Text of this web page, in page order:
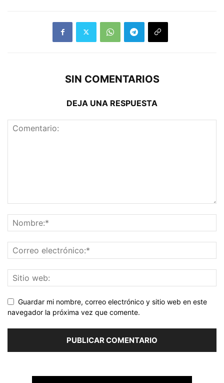
SIN COMENTARIOS
DEJA UNA RESPUESTA
Guardar mi nombre, correo electrónico y sitio web en este
navegador la próxima vez que comente.